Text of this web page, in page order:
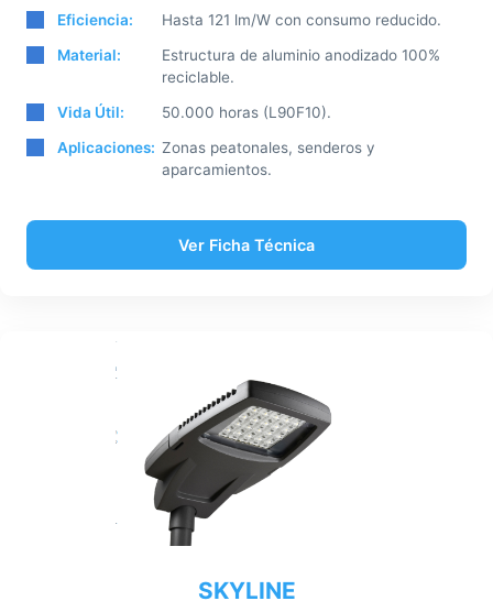
Eficiencia:
Hasta 121 lm/W con consumo reducido.
Material:
Estructura de aluminio anodizado 100%
reciclable.
Vida Útil:
50.000 horas (L90F10).
Aplicaciones: Zonas peatonales, senderos y
aparcamientos.
Ver Ficha Técnica
SKYLINE